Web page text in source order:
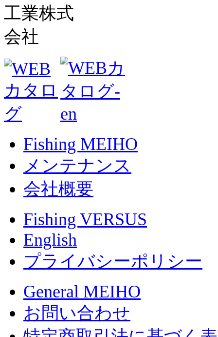
Fishing MEIHO
メンテナンス
会社概要
Fishing VERSUS
English
プライバシーポリシー
General MEIHO
お問い合わせ